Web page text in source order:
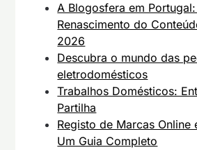
A Blogosfera em
Renascimento do
2026
Descubra o mundo das
eletrodomésticos
Trabalhos Domésticos:
Partilha
Registo de Marcas Online
Um Guia Completo